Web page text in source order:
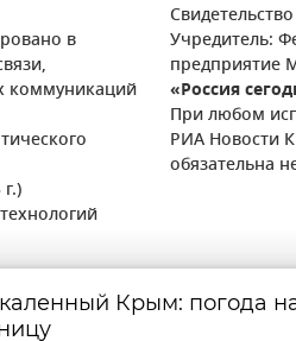
в
коммуникаций
Учредитель:
предприятие
«Россия
При любом
РИА Новости
обязательна
Крым: погода